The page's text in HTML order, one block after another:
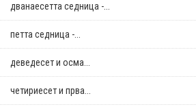
дванаесетта седница -...
петта седница -...
деведесет и осма...
четириесет и прва...